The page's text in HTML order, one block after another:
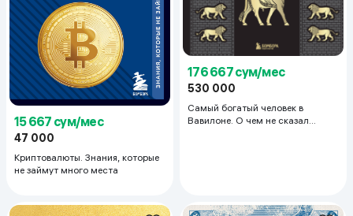
15 667 сум/мес
47 000
Криптовалюты. Знания, которые
не займут много места
176 667 сум/мес
530 000
Самый богатый человек в
Вавилоне. О чем не сказал